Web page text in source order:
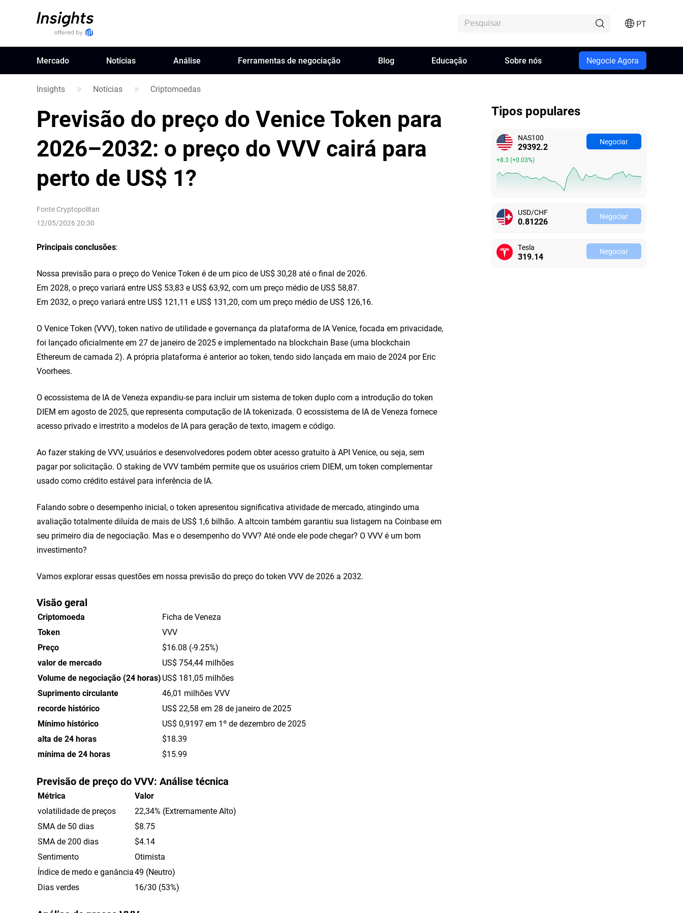
PT
Mercado Notícias Análise Ferramentas de negociação Blog Educação Sobre nós Negocie Agora
Insights Notícias Criptomoedas
Previsão do preço do Venice Token para
2026–2032: o preço do VVV cairá para
perto de US$ 1?
Fonte Cryptopolitan
12/05/2026 20:30
Principais conclusões:
Nossa previsão para o preço do Venice Token é de um pico de US$ 30,28 até o final de 2026.
Em 2028, o preço variará entre US$ 53,83 e US$ 63,92, com um preço médio de US$ 58,87.
Em 2032, o preço variará entre US$ 121,11 e US$ 131,20, com um preço médio de US$ 126,16.
O Venice Token (VVV), token nativo de utilidade e governança da plataforma de IA Venice, focada em privacidade,
foi lançado oficialmente em 27 de janeiro de 2025 e implementado na blockchain Base (uma blockchain
Ethereum de camada 2). A própria plataforma é anterior ao token, tendo sido lançada em maio de 2024 por Eric
Voorhees.
O ecossistema de IA de Veneza expandiu-se para incluir um sistema de token duplo com a introdução do token
DIEM em agosto de 2025, que representa computação de IA tokenizada. O ecossistema de IA de Veneza fornece
acesso privado e irrestrito a modelos de IA para geração de texto, imagem e código.
Ao fazer staking de VVV, usuários e desenvolvedores podem obter acesso gratuito à API Venice, ou seja, sem
pagar por solicitação. O staking de VVV também permite que os usuários criem DIEM, um token complementar
usado como crédito estável para inferência de IA.
Falando sobre o desempenho inicial, o token apresentou significativa atividade de mercado, atingindo uma
avaliação totalmente diluída de mais de US$ 1,6 bilhão. A altcoin também garantiu sua listagem na Coinbase em
seu primeiro dia de negociação. Mas e o desempenho do VVV? Até onde ele pode chegar? O VVV é um bom
investimento?
Vamos explorar essas questões em nossa previsão do preço do token VVV de 2026 a 2032.
Visão geral
Criptomoeda
Ficha de Veneza
Token
VVV
Preço
$16.08 (-9.25%)
valor de mercado
US$ 754,44 milhões
Volume de negociação (24 horas)US$ 181,05 milhões
Suprimento circulante
46,01 milhões VVV
recorde histórico
US$ 22,58 em 28 de janeiro de 2025
Mínimo histórico
US$ 0,9197 em 1º de dezembro de 2025
alta de 24 horas
$18.39
mínima de 24 horas
$15.99
Previsão de preço do VVV: Análise técnica
Métrica
Valor
volatilidade de preços
22,34% (Extremamente Alto)
SMA de 50 dias
$8.75
SMA de 200 dias
$4.14
Sentimento
Otimista
Índice de medo e ganância49 (Neutro)
Dias verdes
16/30 (53%)
Tipos populares
NAS100
29392.2
+8.3 (+0.03%)
Negociar
USD/CHF
0.81218 Negociar
Tesla
319.14 Negociar